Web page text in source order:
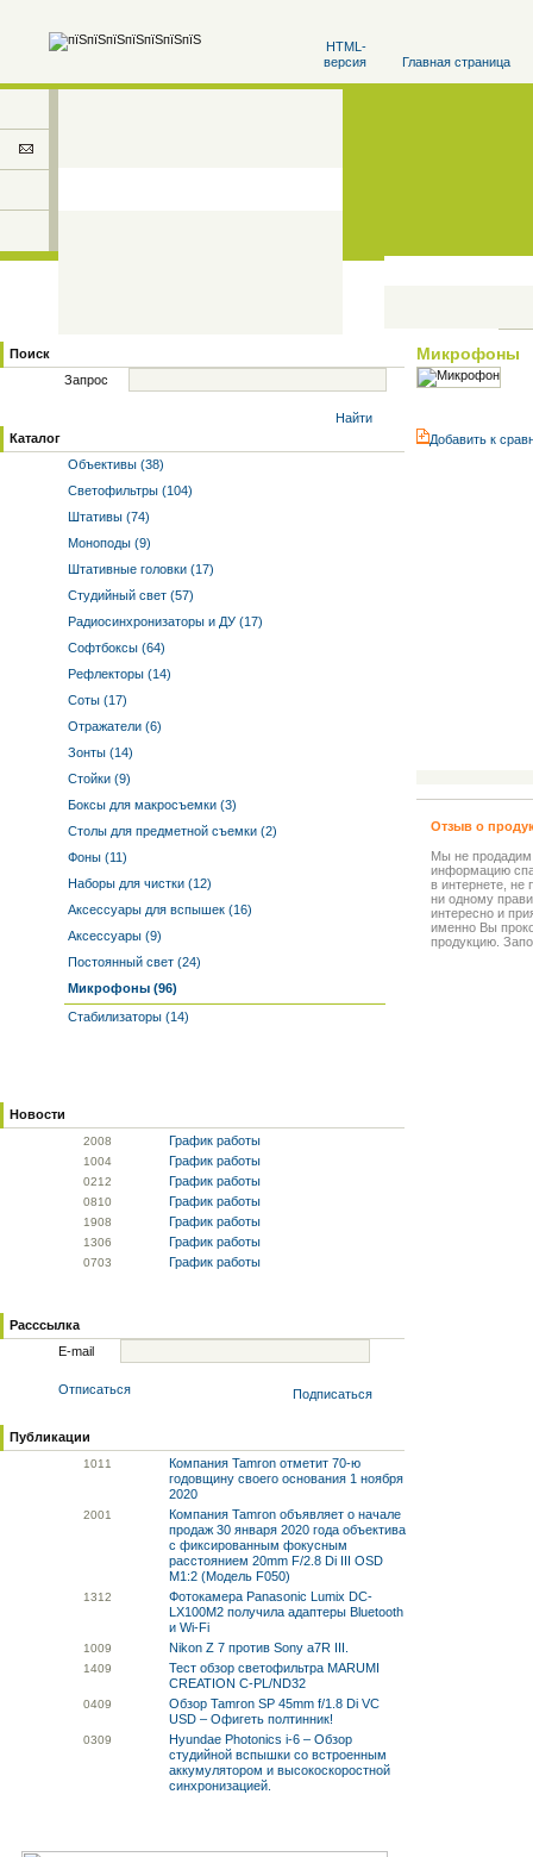
HTML-
версия
Главная страница
Поиск
Запрос
Найти
Каталог
Объективы (38)
Светофильтры (104)
Штативы (74)
Моноподы (9)
Штативные головки (17)
Студийный свет (57)
Радиосинхронизаторы и ДУ (17)
Софтбоксы (64)
Рефлекторы (14)
Соты (17)
Отражатели (6)
Зонты (14)
Стойки (9)
Боксы для макросъемки (3)
Столы для предметной съемки (2)
Фоны (11)
Наборы для чистки (12)
Аксессуары для вспышек (16)
Аксессуары (9)
Постоянный свет (24)
Микрофоны (96)
Стабилизаторы (14)
Новости
2008 График работы
1004 График работы
0212 График работы
0810 График работы
1908 График работы
1306 График работы
0703 График работы
Расссылка
E-mail
Отписаться Подписаться
Публикации
1011
Компания Tamron отметит 70-ю
годовщину своего основания 1 ноября
2020
2001
Компания Tamron объявляет о начале
продаж 30 января 2020 года объектива
с фиксированным фокусным
расстоянием 20mm F/2.8 Di III OSD
M1:2 (Модель F050)
1312
Фотокамера Panasonic Lumix DC-
LX100M2 получила адаптеры Bluetooth
и Wi-Fi
1009 Nikon Z 7 против Sony a7R III.
1409
Тест обзор светофильтра MARUMI
CREATION C-PL/ND32
0409
Обзор Tamron SP 45mm f/1.8 Di VC
USD – Офигеть полтинник!
0309
Hyundae Photonics i-6 – Обзор
студийной вспышки со встроенным
аккумулятором и высокоскоростной
синхронизацией.
Микрофоны
Добавить к
Отзыв о
Мы не
информацию
в интернете, не
ни одному
интересно и
именно Вы
продукцию.